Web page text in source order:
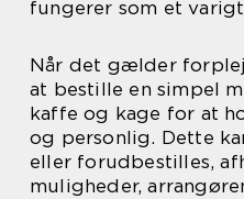
fungerer som et
Når det gælder
at bestille en simpel
kaffe og kage for at
og personlig. Dette
eller forudbestilles,
muligheder,